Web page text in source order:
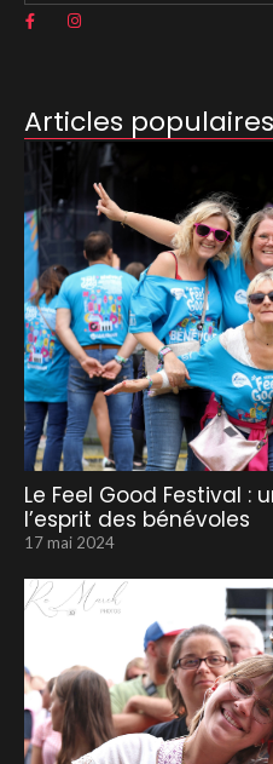
Articles populaires
Le Feel Good Festival :
l’esprit des bénévoles
17 mai 2024